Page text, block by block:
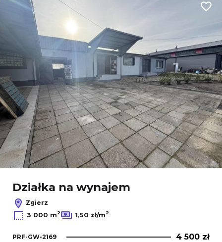
Działka na wynajem
Zgierz
3 000 m2 1,50 zł/m2
PRF-GW-2169 4 500 zł